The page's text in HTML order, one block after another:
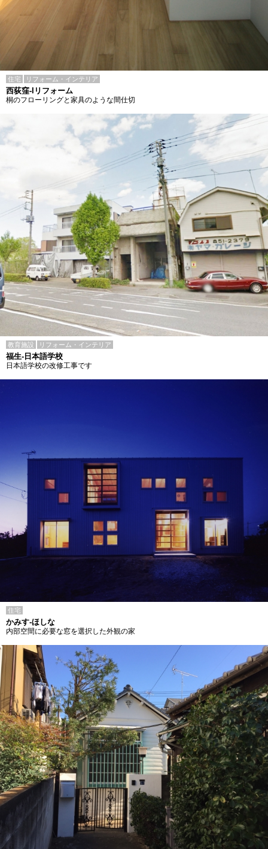
住宅 リフォーム・インテリア
西荻窪-Iリフォーム
桐のフローリングと家具のような間仕切
教育施設 リフォーム・インテリア
福生-日本語学校
日本語学校の改修工事です
住宅
かみす-ほしな
内部空間に必要な窓を選択した外観の家